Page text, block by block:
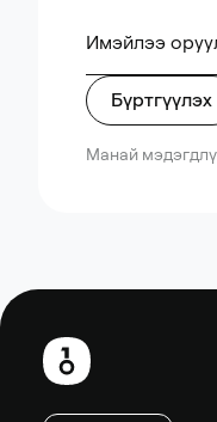
Бүртгүүлэх
Манай
Хөл
хэсэг